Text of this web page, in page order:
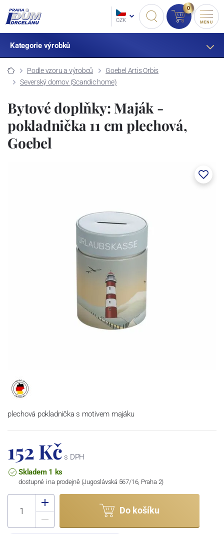
CZK
0
MENU
Kategorie výrobků
Podle vzoru a výrobců
Goebel Artis Orbis
Severský domov (Scandic home)
Bytové doplňky: Maják -
pokladnička 11 cm plechová,
Goebel
plechová pokladnička s motivem majáku
152 Kč s DPH
Skladem 1 ks
dostupné i na prodejně (Jugoslávská 567/16, Praha 2)
Do košíku